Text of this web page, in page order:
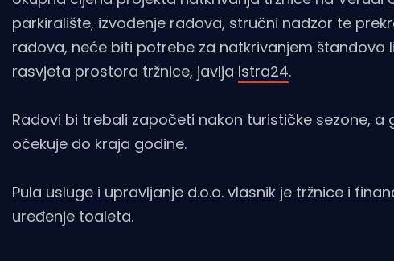
parkiralište, izvođenje radova, stručni nadzor te
radova, neće biti potrebe za natkrivanjem
rasvjeta prostora tržnice, javlja Istra24.
Radovi bi trebali započeti nakon turističke sezone,
očekuje do kraja godine.
Pula usluge i upravljanje d.o.o. vlasnik je tržnice i
uređenje toaleta.